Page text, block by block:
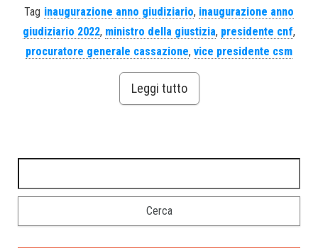
Tag inaugurazione anno giudiziario, inaugurazione anno
giudiziario 2022, ministro della giustizia, presidente cnf,
procuratore generale cassazione, vice presidente csm
Leggi tutto